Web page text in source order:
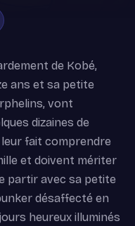
de Kobé,
ans et sa petite
vont
dizaines de
leur fait comprendre
et doivent mériter
partir avec sa petite
désaffecté en
heureux illuminés